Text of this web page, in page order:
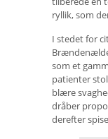
ryllik, som
I stedet for
som et
patienter
blære
dråber
derefter